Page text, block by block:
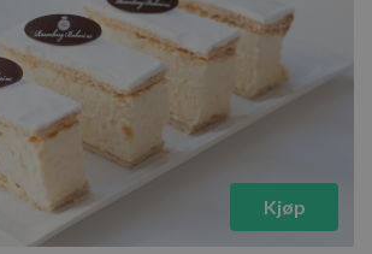
Kjøp